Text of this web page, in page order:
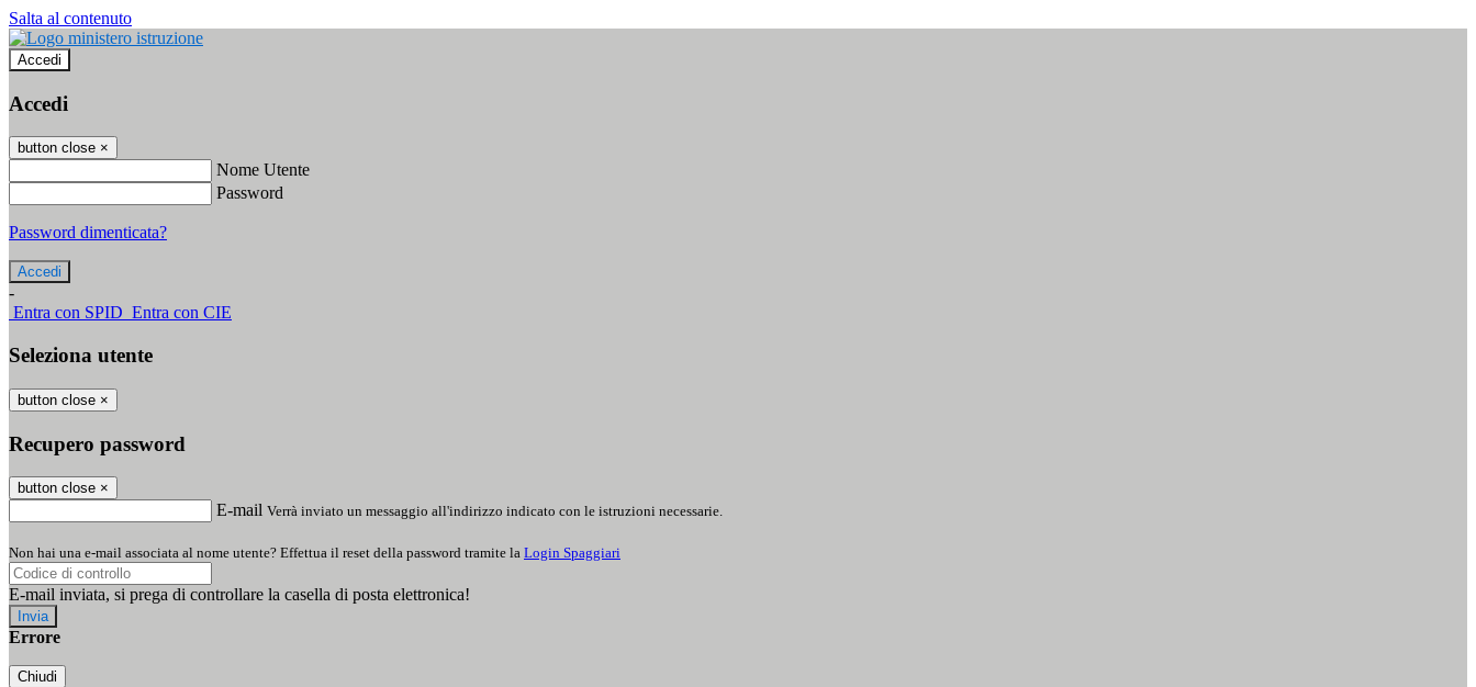
Salta al contenuto
Accedi
Accedi
button close ×
Nome Utente
Password
Password dimenticata?
-
Entra con SPID Entra con CIE
Seleziona utente
button close ×
Recupero password
button close ×
E-mail Verrà inviato un messaggio all'indirizzo indicato con le istruzioni necessarie.
Non hai una e-mail associata al nome utente? Effettua il reset della password tramite la Login Spaggiari
E-mail inviata, si prega di controllare la casella di posta elettronica!
Errore
Chiudi